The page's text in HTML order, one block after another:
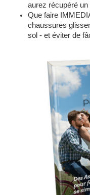
aurez récupéré
Que faire
chaussures
sol - et éviter de